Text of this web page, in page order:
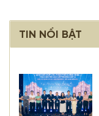
TIN NỔI BẬT